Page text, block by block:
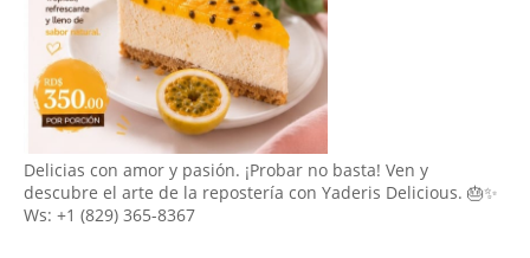
Delicias con amor y pasión. ¡Probar no basta! Ven y
descubre el arte de la repostería con Yaderis Delicious. 🎂✨
Ws: +1 (829) 365-8367